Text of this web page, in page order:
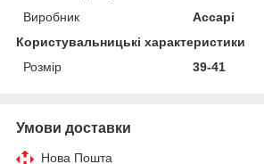
Виробник
Accapi
Користувальницькі характеристики
Розмір
39-41
Умови доставки
Нова Пошта